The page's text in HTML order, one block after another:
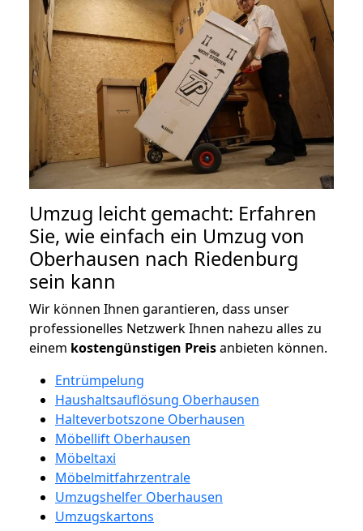
Umzug leicht gemacht: Erfahren
Sie, wie einfach ein Umzug von
Oberhausen nach Riedenburg
sein kann
Wir können Ihnen garantieren, dass unser
professionelles Netzwerk Ihnen nahezu alles zu
einem kostengünstigen Preisanbieten können.
Entrümpelung
Haushaltsauflösung Oberhausen
Halteverbotszone Oberhausen
Möbellift Oberhausen
Möbeltaxi
Möbelmitfahrzentrale
Umzugshelfer Oberhausen
Umzugskartons